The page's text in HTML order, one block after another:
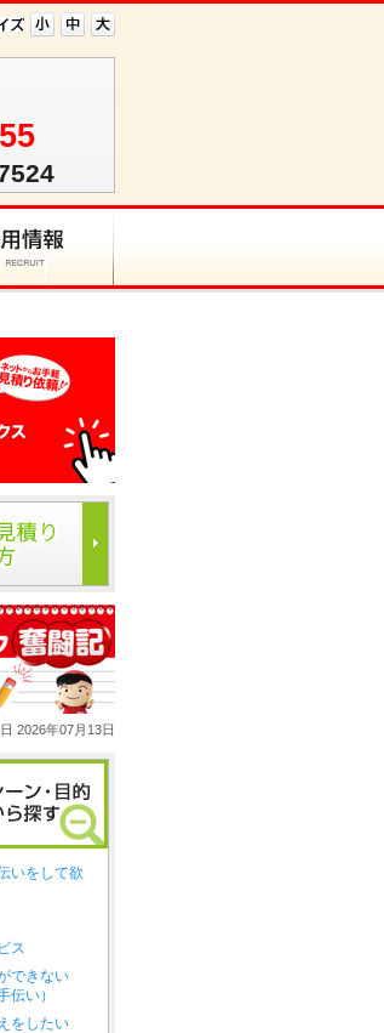
2026年07月13日
いをして欲
ス
できない
伝い）
をしたい